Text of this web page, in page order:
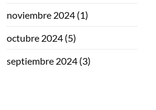
noviembre 2024(1)
octubre 2024(5)
septiembre 2024(3)